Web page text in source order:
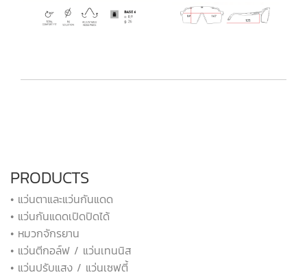
PRODUCTS
• แว่นตาและแว่นกันแดด
• แว่นกันแดดเปิดปิดได้
• หมวกจักรยาน
• แว่นตีกอล์ฟ / แว่นเทนนิส
• แว่นปรับแสง / แว่นเซฟตี้